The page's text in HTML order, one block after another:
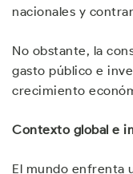
nacionales y
No obstante, la
gasto público e
crecimiento
Contexto global e
El mundo enfrenta